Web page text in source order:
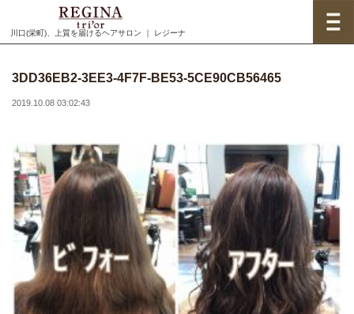
川口(栄町)、上質を届けるヘアサロン ｜ レジーナ
3DD36EB2-3EE3-4F7F-BE53-5CE90CB56465
2019.10.08 03:02:43